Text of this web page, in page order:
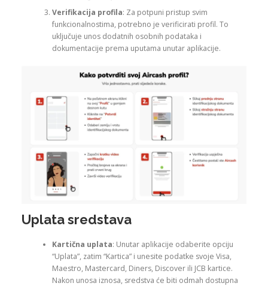
Verifikacija profila: Za potpuni pristup svim
funkcionalnostima, potrebno je verificirati profil. To
uključuje unos dodatnih osobnih podataka i
dokumentacije prema uputama unutar aplikacije.
Uplata sredstava
Kartična uplata: Unutar aplikacije odaberite opciju
“Uplata”, zatim “Kartica” i unesite podatke svoje Visa,
Maestro, Mastercard, Diners, Discover ili JCB kartice.
Nakon unosa iznosa, sredstva će biti odmah dostupna